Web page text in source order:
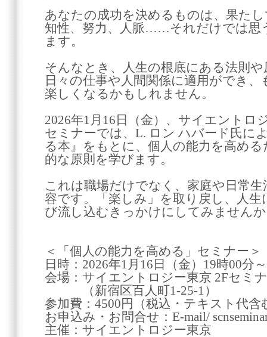
あなたの成功を決めるものは、果た
知性、努力、人脈……それだけでは思
ます。
そんなとき、人生の根底にある法則
日々の仕事や人間関係に適用ができ
楽しくなるかもしれません。
2026年1月16日（金）、サイエントロ
セミナーでは、L. ロン ハバード氏に
る本』をもとに、個人の能力を高め
的な原則を学びます。
これは職場だけでなく、家庭や日常
容です。「楽しみ」を取り戻し、人
び流し込むきっかけにしてみません
＜「個人の能力を高める」セミナー＞
日時：2026年1月16日（金）19時00分～
会場：サイエントロジー東京 2Fセミ
（新宿区百人町1-25-1）
参加費：4500円（税込・テキスト代含
お申込み・お問合せ：E-mail/
主催：サイエントロジー東京